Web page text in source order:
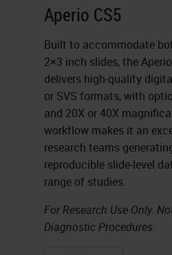
Aperio CS5
Built to accommodate
2×3 inch slides, the
delivers high-quality
or SVS formats, with
and 20X or 40X
workflow makes it an
research teams
reproducible slide-level
range of studies.
For Research Use Only.
Diagnostic Procedures.